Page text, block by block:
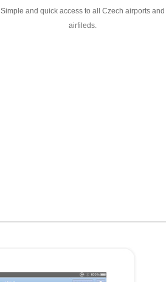
Simple and quick access to all Czech airports and
airfileds.